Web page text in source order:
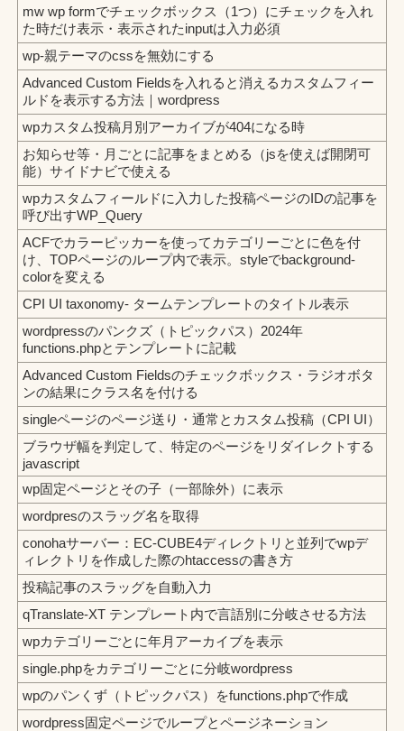
mw wp formでチェックボックス（1つ）にチェックを入れ
た時だけ表示・表示されたinputは入力必須
wp-親テーマのcssを無効にする
Advanced Custom Fieldsを入れると消えるカスタムフィー
ルドを表示する方法｜wordpress
wpカスタム投稿月別アーカイブが404になる時
お知らせ等・月ごとに記事をまとめる（jsを使えば開閉可
能）サイドナビで使える
wpカスタムフィールドに入力した投稿ページのIDの記事を
呼び出すWP_Query
ACFでカラーピッカーを使ってカテゴリーごとに色を付
け、TOPページのループ内で表示。styleでbackground-
colorを変える
CPI UI taxonomy- タームテンプレートのタイトル表示
wordpressのパンクズ（トピックパス）2024年
functions.phpとテンプレートに記載
Advanced Custom Fieldsのチェックボックス・ラジオボタ
ンの結果にクラス名を付ける
singleページのページ送り・通常とカスタム投稿（CPI UI）
ブラウザ幅を判定して、特定のページをリダイレクトする
javascript
wp固定ページとその子（一部除外）に表示
wordpresのスラッグ名を取得
conohaサーバー：EC-CUBE4ディレクトリと並列でwpデ
ィレクトリを作成した際のhtaccessの書き方
投稿記事のスラッグを自動入力
qTranslate-XT テンプレート内で言語別に分岐させる方法
wpカテゴリーごとに年月アーカイブを表示
single.phpをカテゴリーごとに分岐wordpress
wpのパンくず（トピックパス）をfunctions.phpで作成
wordpress固定ページでループとページネーション